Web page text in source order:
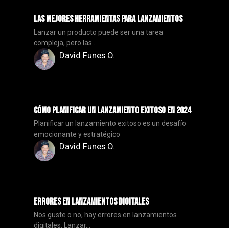
Las Mejores Herramientas para Lanzamientos
Lanzar un producto puede ser una tarea
compleja, pero las...
David Funes O.
Cómo Planificar un Lanzamiento Exitoso en 2024
Planificar un lanzamiento exitoso es un desafío
emocionante y estratégico
David Funes O.
Errores en Lanzamientos Digitales
Nos guste o no, hay errores en lanzamientos
digitales. Lanzar...